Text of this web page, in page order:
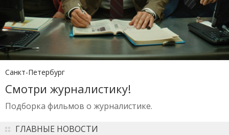
Санкт-Петербург
Смотри журналистику!
Подборка фильмов о журналистике.
ГЛАВНЫЕ НОВОСТИ